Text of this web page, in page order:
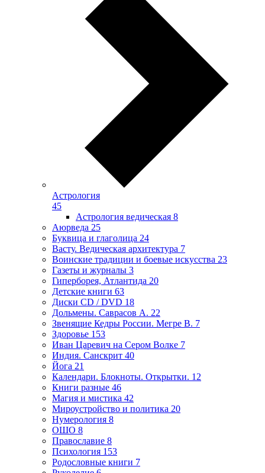
Астрология
45
Астрология ведическая 8
Аюрведа 25
Буквица и глаголица 24
Васту. Ведическая архитектура 7
Воинские традиции и боевые искусства 23
Газеты и журналы 3
Гиперборея, Атлантида 20
Детские книги 63
Диски CD / DVD 18
Дольмены. Саврасов А. 22
Звенящие Кедры России. Мегре В. 7
Здоровье 153
Иван Царевич на Сером Волке 7
Индия. Санскрит 40
Йога 21
Календари. Блокноты. Открытки. 12
Книги разные 46
Магия и мистика 42
Мироустройство и политика 20
Нумерология 8
ОШО 8
Православие 8
Психология 153
Родословные книги 7